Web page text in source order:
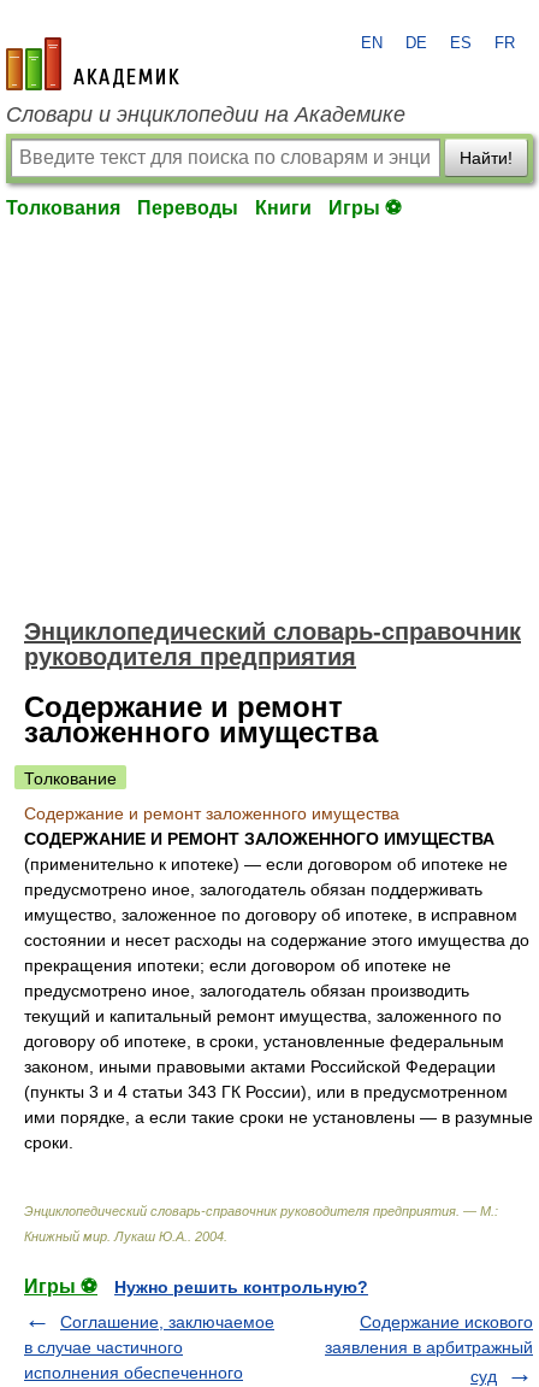
academic.ru
EN DE ES FR
Словари и энциклопедии на Академике
Найти!
Толкования Переводы Книги Игры ⚽
Энциклопедический словарь-справочник
руководителя предприятия
Содержание и ремонт
заложенного имущества
Толкование
Содержание и ремонт заложенного имущества
СОДЕРЖАНИЕ И РЕМОНТ ЗАЛОЖЕННОГО ИМУЩЕСТВА
(применительно к ипотеке) — если договором об ипотеке не
предусмотрено иное, залогодатель обязан поддерживать
имущество, заложенное по договору об ипотеке, в исправном
состоянии и несет расходы на содержание этого имущества до
прекращения ипотеки; если договором об ипотеке не
предусмотрено иное, залогодатель обязан производить
текущий и капитальный ремонт имущества, заложенного по
договору об ипотеке, в сроки, установленные федеральным
законом, иными правовыми актами Российской Федерации
(пункты 3 и 4 статьи 343 ГК России), или в предусмотренном
ими порядке, а если такие сроки не установлены — в разумные
сроки.
Энциклопедический словарь-справочник руководителя предприятия. — М.:
Книжный мир Лукаш Ю.А. 2004
Игры ⚽
Нужно решить контрольную?
Соглашение, заключаемое
в случае частичного
исполнения обеспеченного
Содержание искового
заявления в арбитражный
суд